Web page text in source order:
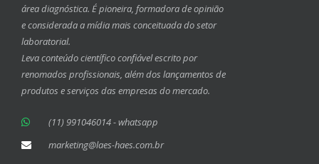
área diagnóstica. É pioneira, formadora de opinião
e considerada a mídia mais conceituada do setor
laboratorial.
Leva conteúdo científico confiável escrito por
renomados profissionais, além dos lançamentos de
produtos e serviços das empresas do mercado.
(11) 991046014 - whatsapp
marketing@laes-haes.com.br